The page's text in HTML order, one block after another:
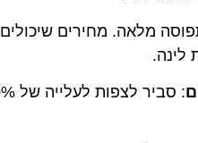
מלאה. מחירים שיכולים